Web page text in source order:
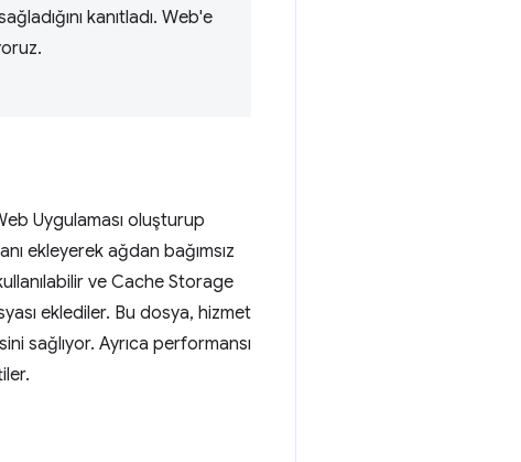
kanıtladı. Web'e
Uygulaması oluşturup
ekleyerek ağdan bağımsız
ve Cache Storage
eklediler. Bu dosya, hizmet
sağlıyor. Ayrıca performansı